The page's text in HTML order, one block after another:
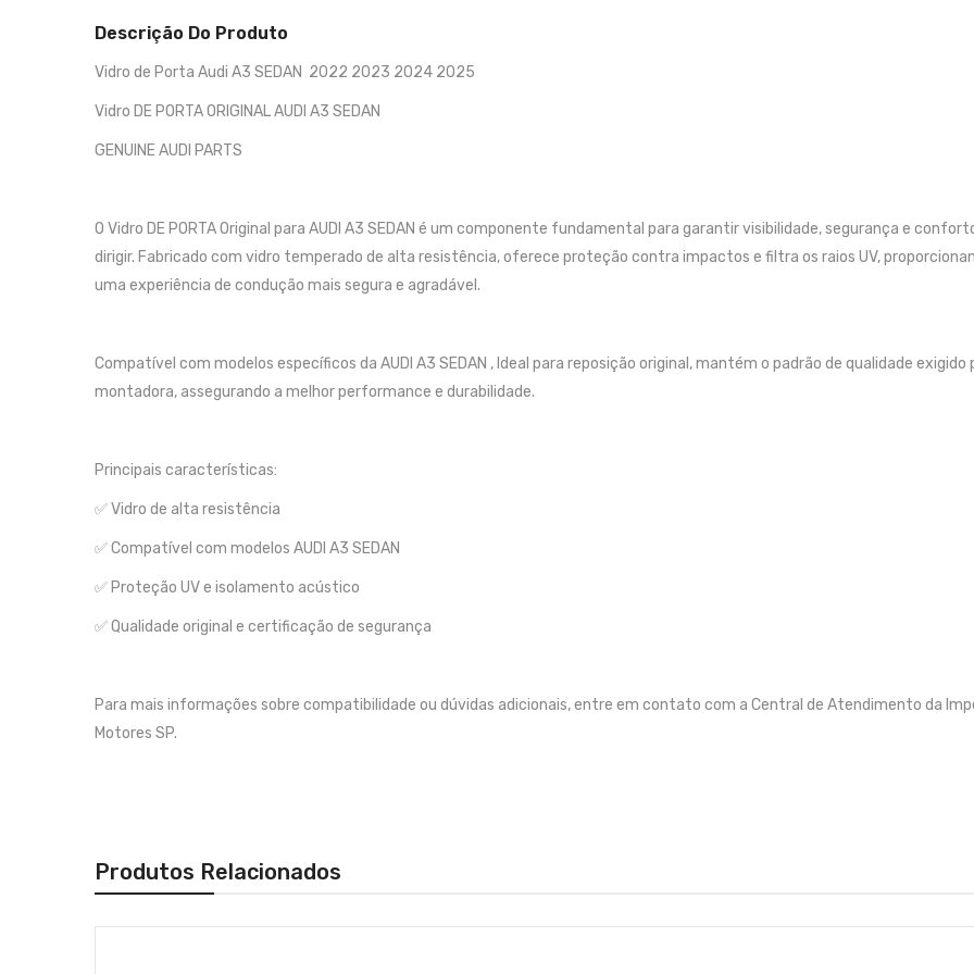
Descrição Do Produto
Vidro de Porta Audi A3 SEDAN 2022 2023 2024 2025
Vidro DE PORTA ORIGINAL AUDI A3 SEDAN
GENUINE AUDI PARTS
O Vidro DE PORTA Original para AUDI A3 SEDAN é um componente fundamental para garantir visibilidade, segurança e
dirigir. Fabricado com vidro temperado de alta resistência, oferece proteção contra impactos e filtra os raios UV,
uma experiência de condução mais segura e agradável.
Compatível com modelos específicos da AUDI A3 SEDAN , Ideal para reposição original, mantém o padrão de qualidade exigido
montadora, assegurando a melhor performance e durabilidade.
Principais características:
✅ Vidro de alta resistência
✅ Compatível com modelos AUDI A3 SEDAN
✅ Proteção UV e isolamento acústico
✅ Qualidade original e certificação de segurança
Para mais informações sobre compatibilidade ou dúvidas adicionais, entre em contato com a Central de Atendimento da
Motores SP.
Produtos Relacionados